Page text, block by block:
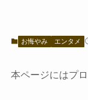
お悔やみ エンタメ
本ページにはプ